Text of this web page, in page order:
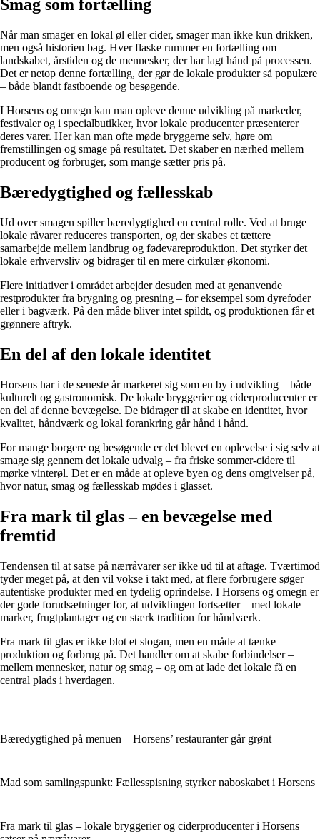
Smag som fortælling
Når man smager en lokal øl eller cider, smager man ikke kun drikken,
men også historien bag. Hver flaske rummer en fortælling om
landskabet, årstiden og de mennesker, der har lagt hånd på processen.
Det er netop denne fortælling, der gør de lokale produkter så populære
– både blandt fastboende og besøgende.
I Horsens og omegn kan man opleve denne udvikling på markeder,
festivaler og i specialbutikker, hvor lokale producenter præsenterer
deres varer. Her kan man ofte møde bryggerne selv, høre om
fremstillingen og smage på resultatet. Det skaber en nærhed mellem
producent og forbruger, som mange sætter pris på.
Bæredygtighed og fællesskab
Ud over smagen spiller bæredygtighed en central rolle. Ved at bruge
lokale råvarer reduceres transporten, og der skabes et tættere
samarbejde mellem landbrug og fødevareproduktion. Det styrker det
lokale erhvervsliv og bidrager til en mere cirkulær økonomi.
Flere initiativer i området arbejder desuden med at genanvende
restprodukter fra brygning og presning – for eksempel som dyrefoder
eller i bagværk. På den måde bliver intet spildt, og produktionen får et
grønnere aftryk.
En del af den lokale identitet
Horsens har i de seneste år markeret sig som en by i udvikling – både
kulturelt og gastronomisk. De lokale bryggerier og ciderproducenter er
en del af denne bevægelse. De bidrager til at skabe en identitet, hvor
kvalitet, håndværk og lokal forankring går hånd i hånd.
For mange borgere og besøgende er det blevet en oplevelse i sig selv at
smage sig gennem det lokale udvalg – fra friske sommer-cidere til
mørke vinterøl. Det er en måde at opleve byen og dens omgivelser på,
hvor natur, smag og fællesskab mødes i glasset.
Fra mark til glas – en bevægelse med
fremtid
Tendensen til at satse på nærråvarer ser ikke ud til at aftage. Tværtimod
tyder meget på, at den vil vokse i takt med, at flere forbrugere søger
autentiske produkter med en tydelig oprindelse. I Horsens og omegn er
der gode forudsætninger for, at udviklingen fortsætter – med lokale
marker, frugtplantager og en stærk tradition for håndværk.
Fra mark til glas er ikke blot et slogan, men en måde at tænke
produktion og forbrug på. Det handler om at skabe forbindelser –
mellem mennesker, natur og smag – og om at lade det lokale få en
central plads i hverdagen.
Bæredygtighed på menuen – Horsens’ restauranter går grønt
Mad som samlingspunkt: Fællesspisning styrker naboskabet i Horsens
Fra mark til glas – lokale bryggerier og ciderproducenter i Horsens